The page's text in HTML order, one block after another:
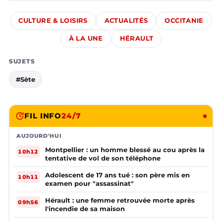
CULTURE & LOISIRS ACTUALITÉS OCCITANIE
À LA UNE HÉRAULT
SUJETS
#Sète
FIL INFO24/7
AUJOURD'HUI
10h12
Montpellier : un homme blessé au cou après la
tentative de vol de son téléphone
10h11
Adolescent de 17 ans tué : son père mis en
examen pour "assassinat"
09h56
Hérault : une femme retrouvée morte après
l'incendie de sa maison